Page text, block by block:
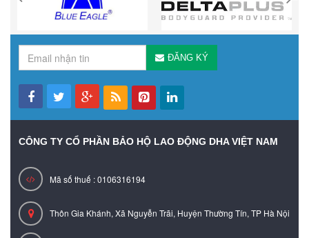
ĐĂNG KÝ
CÔNG TY CỔ PHẦN BẢO HỘ LAO ĐỘNG DHA VIỆT NAM
Mã số thuế : 0106316194
Thôn Gia Khánh, Xã Nguyễn Trãi, Huyện Thường Tín, TP Hà Nội